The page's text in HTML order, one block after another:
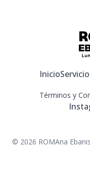
Inicio
Términos y
© 2026 ROMAna